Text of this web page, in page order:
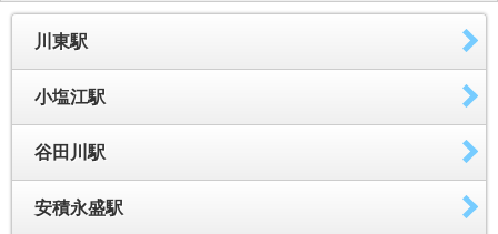
川東駅
小塩江駅
谷田川駅
安積永盛駅